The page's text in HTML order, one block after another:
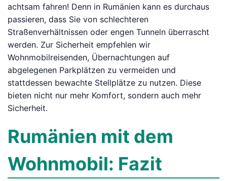
achtsam fahren! Denn in Rumänien kann es durchaus
passieren, dass Sie von schlechteren
Straßenverhältnissen oder engen Tunneln überrascht
werden. Zur Sicherheit empfehlen wir
Wohnmobilreisenden, Übernachtungen auf
abgelegenen Parkplätzen zu vermeiden und
stattdessen bewachte Stellplätze zu nutzen. Diese
bieten nicht nur mehr Komfort, sondern auch mehr
Sicherheit.
Rumänien mit dem
Wohnmobil: Fazit